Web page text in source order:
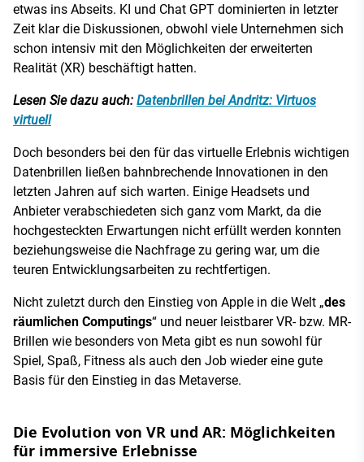
etwas ins Abseits. KI und Chat GPT dominierten in letzter
Zeit klar die Diskussionen, obwohl viele Unternehmen sich
schon intensiv mit den Möglichkeiten der erweiterten
Realität (XR) beschäftigt hatten.
Lesen Sie dazu auch: Datenbrillen bei Andritz: Virtuos
virtuell
Doch besonders bei den für das virtuelle Erlebnis wichtigen
Datenbrillen ließen bahnbrechende Innovationen in den
letzten Jahren auf sich warten. Einige Headsets und
Anbieter verabschiedeten sich ganz vom Markt, da die
hochgesteckten Erwartungen nicht erfüllt werden konnten
beziehungsweise die Nachfrage zu gering war, um die
teuren Entwicklungsarbeiten zu rechtfertigen.
Nicht zuletzt durch den Einstieg von Apple in die Welt „des
räumlichen Computings“ und neuer leistbarer VR- bzw. MR-
Brillen wie besonders von Meta gibt es nun sowohl für
Spiel, Spaß, Fitness als auch den Job wieder eine gute
Basis für den Einstieg in das Metaverse.
Die Evolution von VR und AR: Möglichkeiten
für immersive Erlebnisse